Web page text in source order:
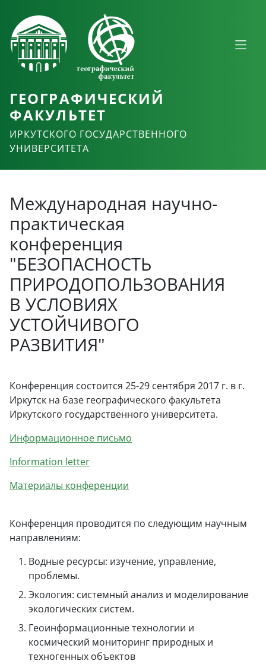
ГЕОГРАФИЧЕСКИЙ
ФАКУЛЬТЕТ
ИРКУТСКОГО ГОСУДАРСТВЕННОГО
УНИВЕРСИТЕТА
Международная научно-
практическая
конференция
"БЕЗОПАСНОСТЬ
ПРИРОДОПОЛЬЗОВАНИЯ
В УСЛОВИЯХ
УСТОЙЧИВОГО
РАЗВИТИЯ"
Конференция состоится 25-29 сентября 2017 г. в г.
Иркутск на базе географического факультета
Иркутского государственного университета.
Информационное письмо
Information letter
Материалы конференции
Конференция проводится по следующим научным
направлениям:
Водные ресурсы: изучение, управление,
проблемы.
Экология: системный анализ и моделирование
экологических систем.
Геоинформационные технологии и
космический мониторинг природных и
техногенных объектов